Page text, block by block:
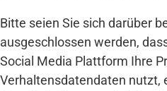
Bitte seien Sie sich darüber
ausgeschlossen werden,
Social Media Plattform Ihre
Verhaltensdatendaten nutzt,